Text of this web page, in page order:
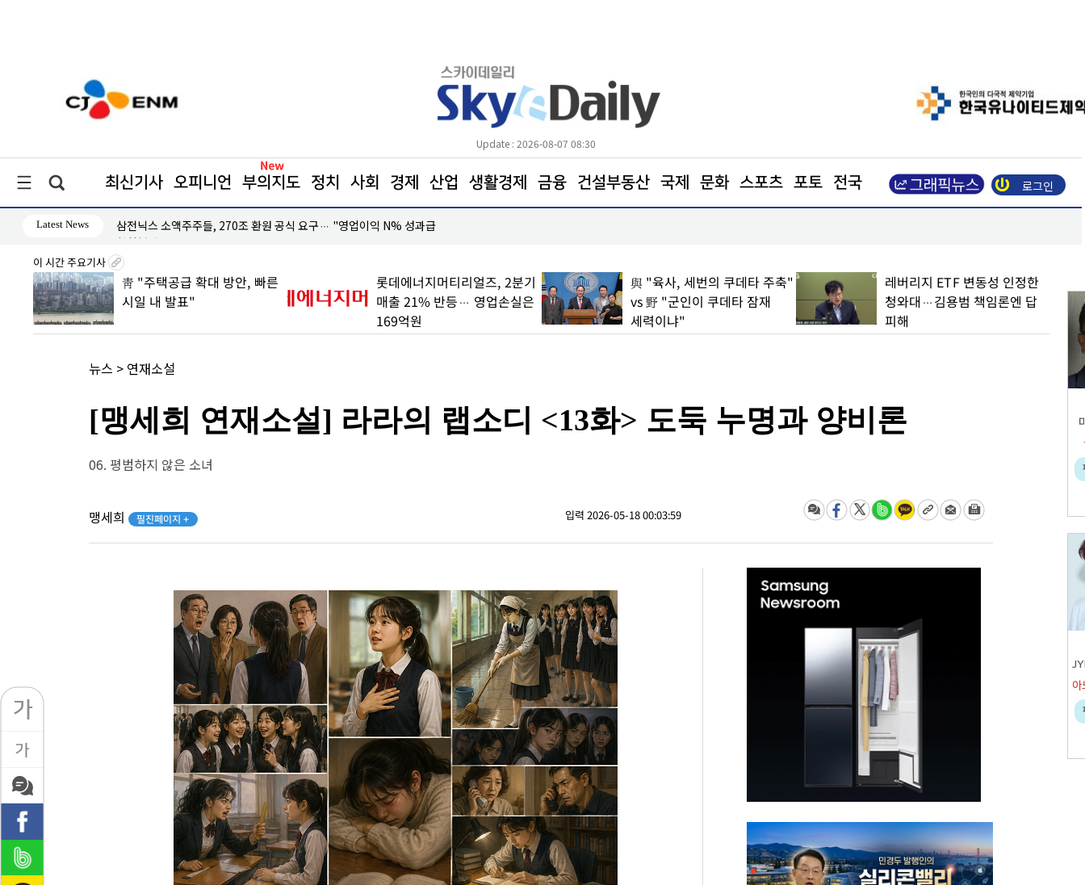
Update : 2026-08-07 08:30
최신기사 오피니언 부의지도 정치 사회 경제 산업 생활경제 금융 건설부동산 국제 문화 스포츠 포토 전국 로그인
Latest News
삼전닉스 소액주주들, 270조 환원 공식 요구… "영업이익 N% 성과급
이 시간 주요기사
靑 "주택공급 확대 방안, 빠른
시일 내 발표"
롯데에너지머티리얼즈, 2분기
매출 21% 반등… 영업손실은
169억원
與 "육사, 세번의 쿠데타 주축"
vs 野 "군인이 쿠데타 잠재
세력이냐"
레버리지 ETF 변동성 인정한
청와대…김용범 책임론엔 답
피해
뉴스 > 연재소설
[맹세희 연재소설] 라라의 랩소디 <13화> 도둑 누명과 양비론
06. 평범하지 않은 소녀
맹세희 필진페이지 + 입력 2026-05-18 00:03:59